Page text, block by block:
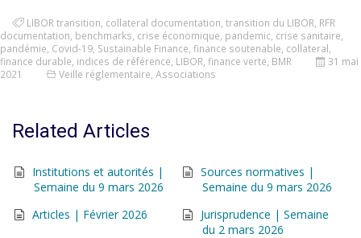
LIBOR transition collateral documentation transition du LIBOR RFR
documentation benchmarks crise économique pandemic crise sanitaire
pandémie Covid-19 Sustainable Finance finance soutenable collateral
finance durable indices de référence LIBOR finance verte BMR
31 mai
2021
Veille réglementaire Associations
Related Articles
Institutions et autorités |
Semaine du 9 mars 2026
Sources normatives |
Semaine du 9 mars 2026
Articles | Février 2026
Jurisprudence | Semaine
du 2 mars 2026